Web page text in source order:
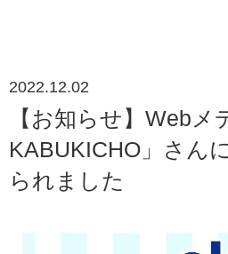
2022.12.02
【お知らせ】Web
KABUKICHO」さん
られました